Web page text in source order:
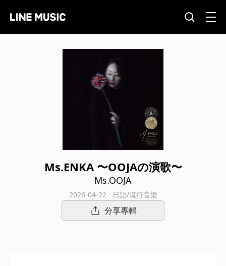
Ms.ENKA 〜OOJAの演歌〜
Ms.OOJA
2026-04-22 · 日語/流行音樂
分享專輯